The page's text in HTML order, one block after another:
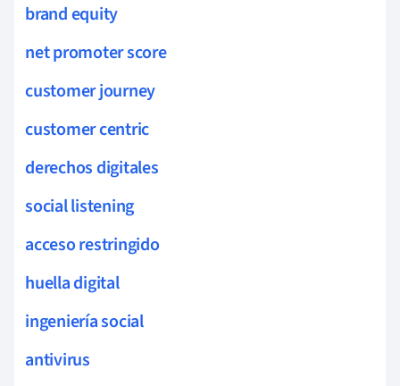
brand equity
net promoter score
customer journey
customer centric
derechos digitales
social listening
acceso restringido
huella digital
ingeniería social
antivirus